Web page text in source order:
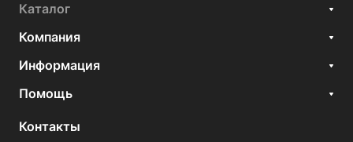
Каталог
Компания
Информация
Помощь
Контакты